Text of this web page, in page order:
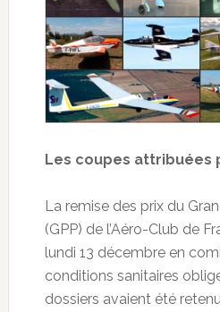
Les coupes attribuées
La remise des prix du
(GPP) de l’Aéro-Club de
lundi 13 décembre en
conditions sanitaires
dossiers avaient été